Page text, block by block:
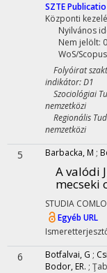
SZTE Publicatio
Központi
Nyilvános
Nem jelölt:
WoS/
Folyóirat
indikátor: D1
Szociológiai
nemzetközi
Regionális
nemzetközi
5 Barbacka, M ;
A valódi
mecseki
STUDIA
Egyéb URL
6 Botfalvai, G ;
Bodor, ER. ;